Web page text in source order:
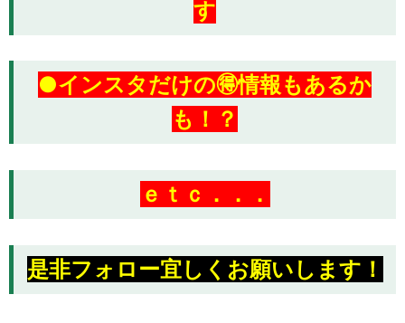
す
●インスタだけの🉐情報もあるか
も！？
ｅｔｃ．．．
是非フォロー宜しくお願いします！